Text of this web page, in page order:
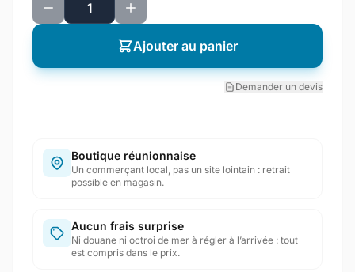
Ajouter au panier
Demander un devis
Boutique réunionnaise
Un commerçant local, pas un site lointain : retrait
possible en magasin.
Aucun frais surprise
Ni douane ni octroi de mer à régler à l’arrivée : tout
est compris dans le prix.